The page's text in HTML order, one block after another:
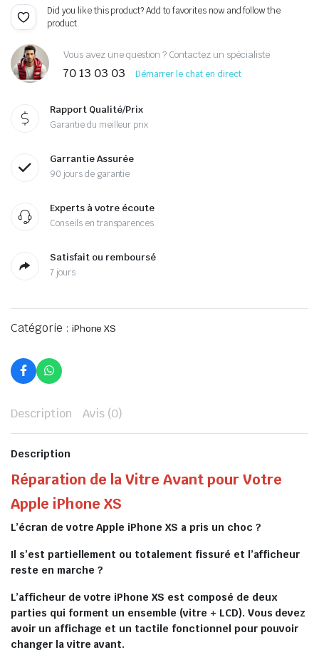
Did you like this product? Add to favorites now and follow the
product.
Vous avez une question ? Contactez un spécialiste
70 13 03 03 Démarrer le chat en direct
Rapport Qualité/Prix
Garantie du meilleur prix
Garrantie Assurée
90 jours de garantie
Experts à votre écoute
Conseils en transparences
Satisfait ou remboursé
7 jours
Catégorie : iPhone XS
Description Avis (0)
Description
Réparation de la Vitre Avant pour Votre
Apple iPhone XS
L’écran de votre Apple iPhone XS a pris un choc ?
Il s’est partiellement ou totalement fissuré et l’afficheur
reste en marche ?
L’afficheur de votre iPhone XS est composé de deux
parties qui forment un ensemble (vitre + LCD). Vous devez
avoir un affichage et un tactile fonctionnel pour pouvoir
changer la vitre avant.